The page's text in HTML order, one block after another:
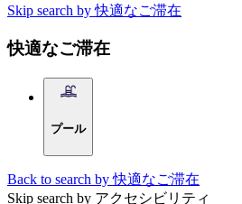
Skip search by 快適なご滞在
快適なご滞在
プール
Back to search by 快適なご滞在
Skip search by アクセシビリティ